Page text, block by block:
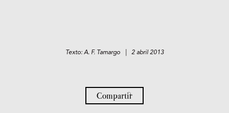
Texto: A. F. Tamargo | 2 abril 2013
Compartir